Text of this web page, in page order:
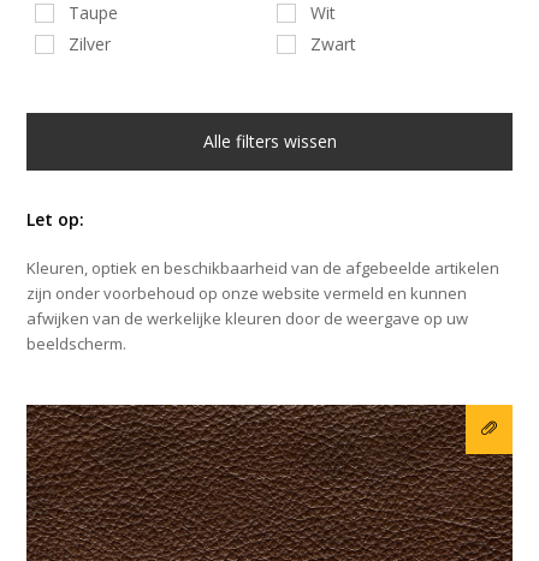
Taupe
Wit
Zilver
Zwart
Alle filters wissen
Let op:
Kleuren, optiek en beschikbaarheid van de afgebeelde artikelen
zijn onder voorbehoud op onze website vermeld en kunnen
afwijken van de werkelijke kleuren door de weergave op uw
beeldscherm.